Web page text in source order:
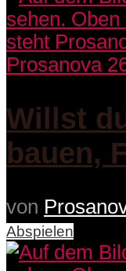
Prosanova
Willst
bauen,
von
Abspielen